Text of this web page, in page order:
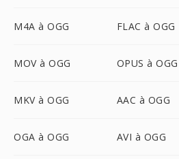
M4A à OGG FLAC à OGG
MOV à OGG OPUS à OGG
MKV à OGG AAC à OGG
OGA à OGG AVI à OGG